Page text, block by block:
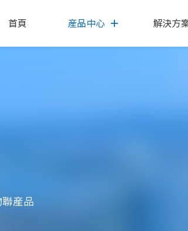
首頁 産品中心 解決方
産品